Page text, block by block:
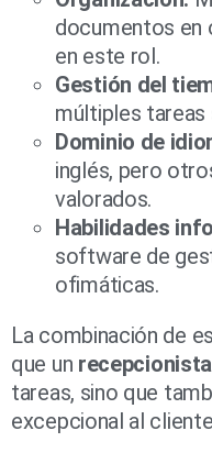
documentos en
en este rol.
Gestión del
múltiples tareas
Dominio de
inglés, pero
valorados.
Habilidades
software de
ofimáticas.
La combinación de
que un recepcionista
tareas, sino que
excepcional al